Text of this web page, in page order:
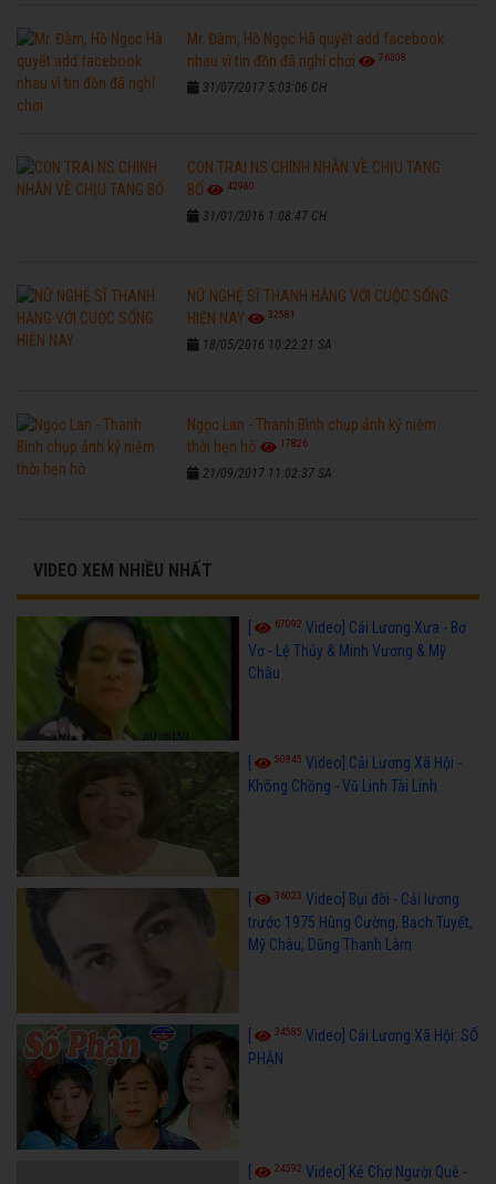
Mr. Đàm, Hồ Ngọc Hà quyết add facebook
nhau vì tin đồn đã nghỉ chơi
76308
31/07/2017 5:03:06 CH
CON TRAI NS CHINH NHẪN VỀ CHỊU TANG
BỐ
42980
31/01/2016 1:08:47 CH
NỮ NGHỆ SĨ THANH HẰNG VỚI CUỘC SỐNG
HIỆN NAY
32581
18/05/2016 10:22:21 SA
Ngọc Lan - Thanh Bình chụp ảnh kỷ niệm
thời hẹn hò
17826
21/09/2017 11:02:37 SA
VIDEO XEM NHIỀU NHẤT
[ 67092 Video] Cải Lương Xưa - Bơ
Vơ - Lệ Thủy & Minh Vương & Mỹ
Châu
50845 Video] Cải Lương Xã Hội -
Không Chồng - Vũ Linh Tài Linh
36023 Video] Bụi đời - Cải lương
trước 1975 Hùng Cường, Bạch Tuyết,
Mỹ Châu, Dũng Thanh Lâm
34585 Video] Cải Lương Xã Hội: SỐ
PHẬN
24592 Video] Kẻ Chợ Người Quê -